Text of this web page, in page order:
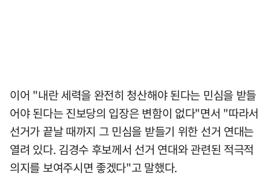
이어 "내란 세력을 완전히 청산해야 된다는 민심을 받들
어야 된다는 진보당의 입장은 변함이 없다"면서 "따라서
선거가 끝날 때까지 그 민심을 받들기 위한 선거 연대는
열려 있다. 김경수 후보께서 선거 연대와 관련된 적극적
의지를 보여주시면 좋겠다"고 말했다.